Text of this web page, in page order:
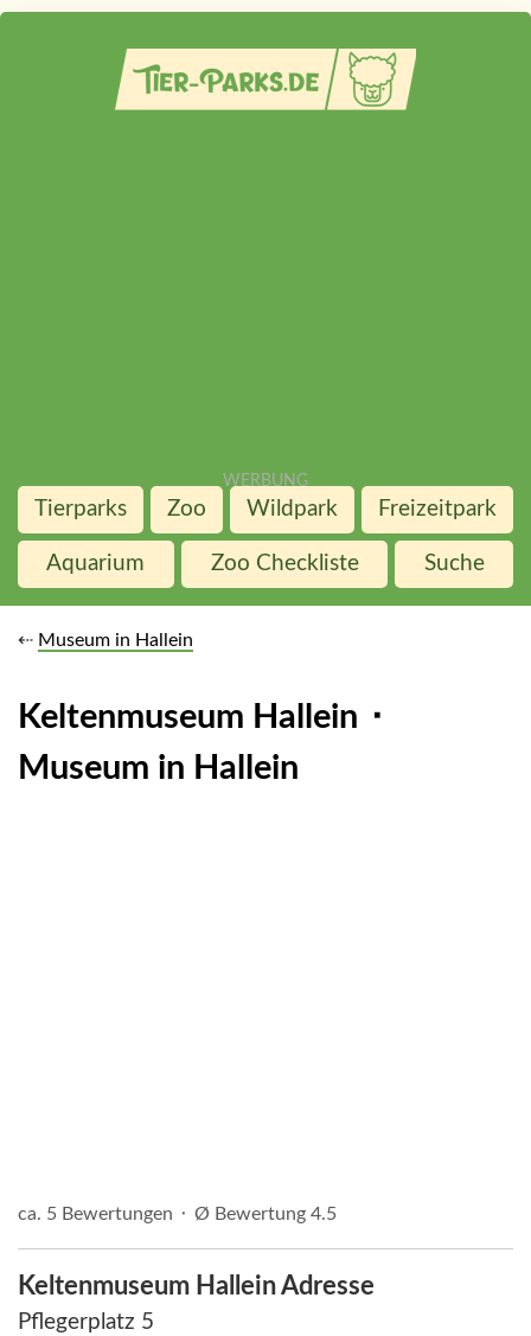
Tierparks Zoo Wildpark Freizeitpark
Aquarium Zoo Checkliste Suche
⇠ Museum in Hallein
Keltenmuseum Hallein ⬝
Museum in Hallein
ca. 5 Bewertungen ⬝ Ø Bewertung 4.5
Keltenmuseum Hallein Adresse
Pflegerplatz 5